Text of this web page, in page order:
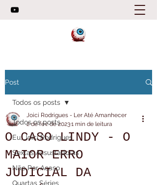
Post
Todos os posts
Eu, Joici Rodrigues
Sextas Assustadoras
Não Por Acaso
Quartas Séries
Todos os posts
O CASO LINDY - O
MAIOR ERRO
JUDICIAL DA
Joici Rodrigues - Ler Até Amanhecer
2 de fev. de 20231 min de leitura